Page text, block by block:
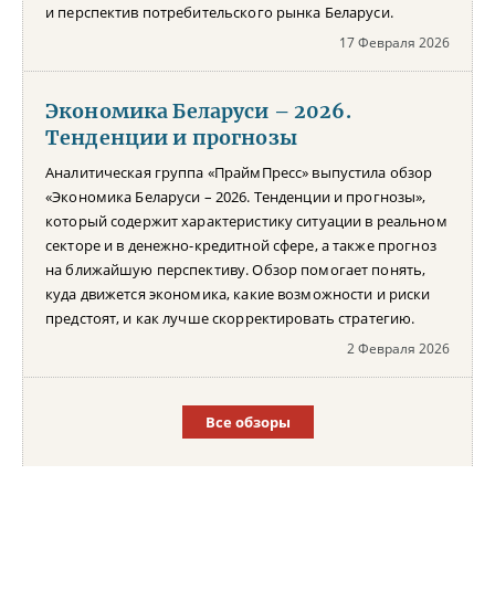
и перспектив потребительского рынка Беларуси.
17 Февраля 2026
Экономика Беларуси – 2026.
Тенденции и прогнозы
Аналитическая группа «ПраймПресс» выпустила обзор
«Экономика Беларуси – 2026. Тенденции и прогнозы»,
который содержит характеристику ситуации в реальном
секторе и в денежно-кредитной сфере, а также прогноз
на ближайшую перспективу. Обзор помогает понять,
куда движется экономика, какие возможности и риски
предстоят, и как лучше скорректировать стратегию.
2 Февраля 2026
Все обзоры